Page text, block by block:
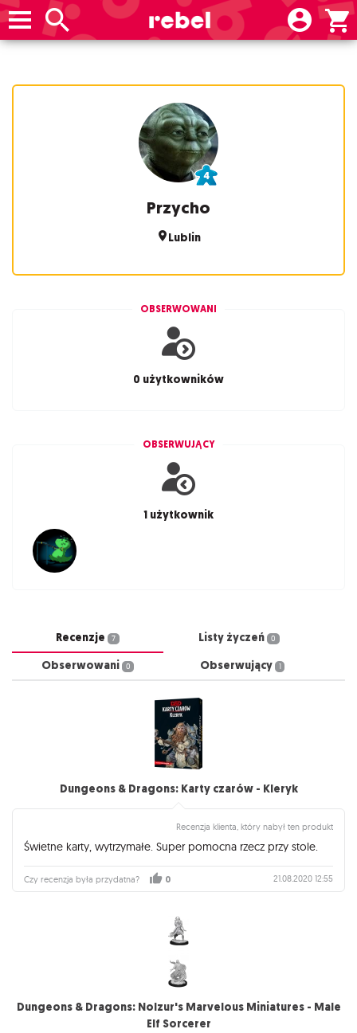
Przycho
Lublin
OBSERWOWANI
0 użytkowników
OBSERWUJĄCY
1 użytkownik
Recenzje 7 Listy życzeń 0
Obserwowani 0 Obserwujący 1
Dungeons & Dragons: Karty czarów - Kleryk
Recenzja klienta, który nabył ten produkt
Świetne karty, wytrzymałe. Super pomocna rzecz przy stole.
Czy recenzja była przydatna? 0 21.08.2020 12:55
Dungeons & Dragons: Nolzur's Marvelous Miniatures - Male
Elf Sorcerer